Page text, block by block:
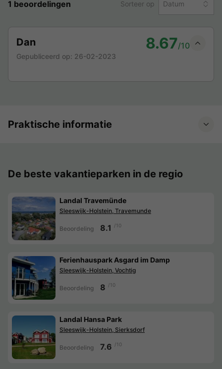
1 beoordelingen Sorteer op Datum
Dan 8.67/10
Gepubliceerd op: 26-02-2023
Praktische informatie
De beste vakantieparken in de regio
Landal Travemünde
Sleeswijk-Holstein, Travemunde
Beoordeling 8.1 /10
Ferienhauspark Asgard im Damp
Sleeswijk-Holstein, Vochtig
Beoordeling 8 /10
Landal Hansa Park
Sleeswijk-Holstein, Sierksdorf
Beoordeling 7.6 /10